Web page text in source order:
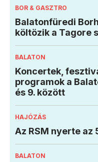
BOR & GASZTRO
Balatonfüredi
költözik a Tagore
BALATON
Koncertek,
programok a
és 9. között
HAJÓZÁS
Az RSM nyerte
BALATON